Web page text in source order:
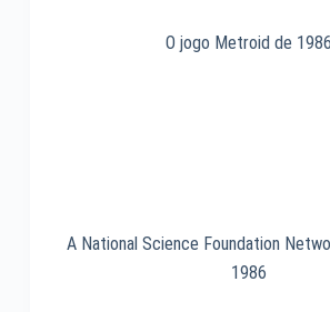
O jogo Metroid de 1986
A National Science Foundation
1986